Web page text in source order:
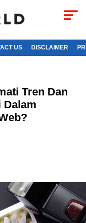
US DISCLAIMER
Tren Dan
Dalam